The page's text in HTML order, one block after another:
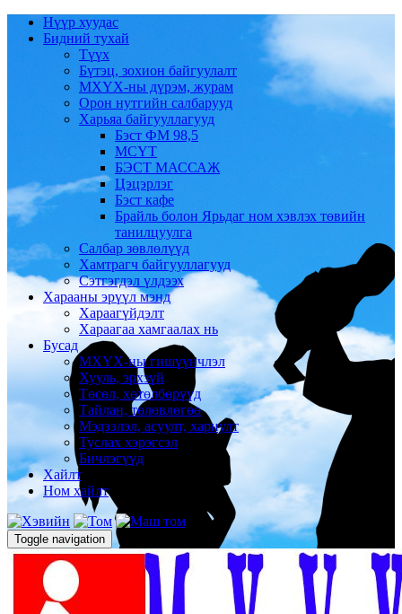
Нүүр хуудас
Бидний тухай
Түүх
Бүтэц, зохион байгуулалт
МХҮХ-ны дүрэм, журам
Орон нутгийн салбарууд
Харьяа байгууллагууд
Бэст ФМ 98,5
МСҮТ
БЭСТ МАССАЖ
Цэцэрлэг
Бэст кафе
Брайль болон Ярьдаг ном хэвлэх төвийн
танилцуулга
Салбар зөвлөлүүд
Хамтрагч байгууллагууд
Сэтгэгдэл үлдээх
Харааны эрүүл мэнд
Хараагүйдэлт
Хараагаа хамгаалах нь
Бусад
МХҮХ-ны гишүүнчлэл
Хууль, эрхзүй
Төсөл, хөтөлбөрүүд
Тайлан, төлөвлөгөө
Мэдээлэл, асуулт, хариулт
Туслах хэрэгсэл
Бичлэгүүд
Хайлт
Ном хайлт
Toggle navigation